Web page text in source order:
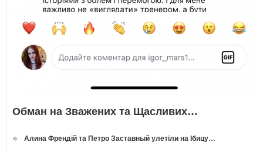
Обман на Зважених та Щасливих…
Алина Френдій та Петро Заставный улетіли на Ібицу…